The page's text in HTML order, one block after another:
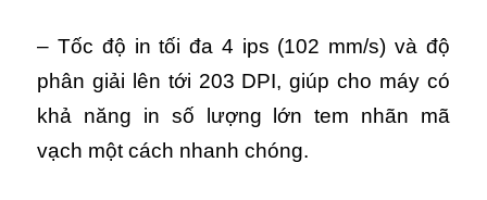
– Tốc độ in tối đa 4 ips (102 mm/s) và độ
phân giải lên tới 203 DPI, giúp cho máy có
khả năng in số lượng lớn tem nhãn mã
vạch một cách nhanh chóng.